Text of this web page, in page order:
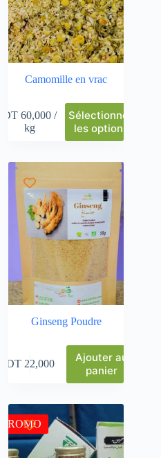
Camomille en vrac
DT 60,000 /
kg
Sélectionnez
les options
Ginseng Poudre
DT22,000
Ajouter au
panier
PROMO